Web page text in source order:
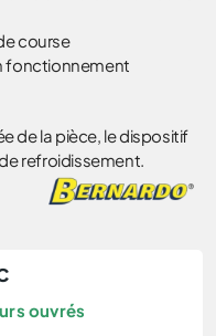
course
fonctionnement
de la pièce, le dispositif
refroidissement.
ouvrés